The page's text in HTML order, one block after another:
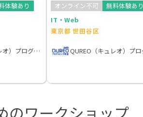
体験あり
QUREO（キュレオ）プログラミング教室
オンライン不可
無料体験あり
IT・Web
東京都 世田谷区
のワークショップ